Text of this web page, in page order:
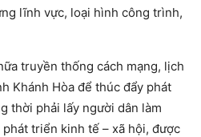
lĩnh vực, loại hình công trình,
truyền thống cách mạng, lịch
Khánh Hòa để thúc đẩy phát
thời phải lấy người dân làm
triển kinh tế – xã hội, được